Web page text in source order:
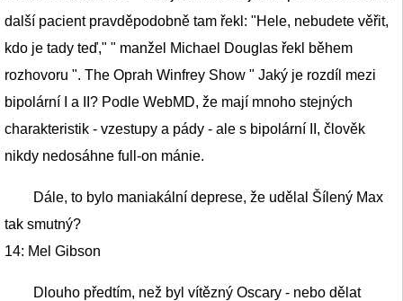
další pacient pravděpodobně tam řekl: "Hele, nebudete věřit,
kdo je tady teď," " manžel Michael Douglas řekl během
rozhovoru ". The Oprah Winfrey Show " Jaký je rozdíl mezi
bipolární I a II? Podle WebMD, že mají mnoho stejných
charakteristik - vzestupy a pády - ale s bipolární II, člověk
nikdy nedosáhne full-on mánie.
Dále, to bylo maniakální deprese, že udělal Šílený Max
tak smutný?
14: Mel Gibson
Dlouho předtím, než byl vítězný Oscary - nebo dělat